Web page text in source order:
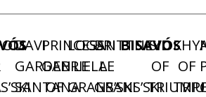
DAVI
GARDEN
SANTANA
PRINCESS
GABRIELA
OF
LOGAN
LE
GRANS’SKI
BRITTNEY
LE
GRANS’SKI
BISAVÓS
SID
OF OF